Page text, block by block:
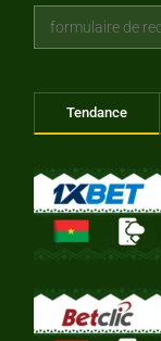
Tendance